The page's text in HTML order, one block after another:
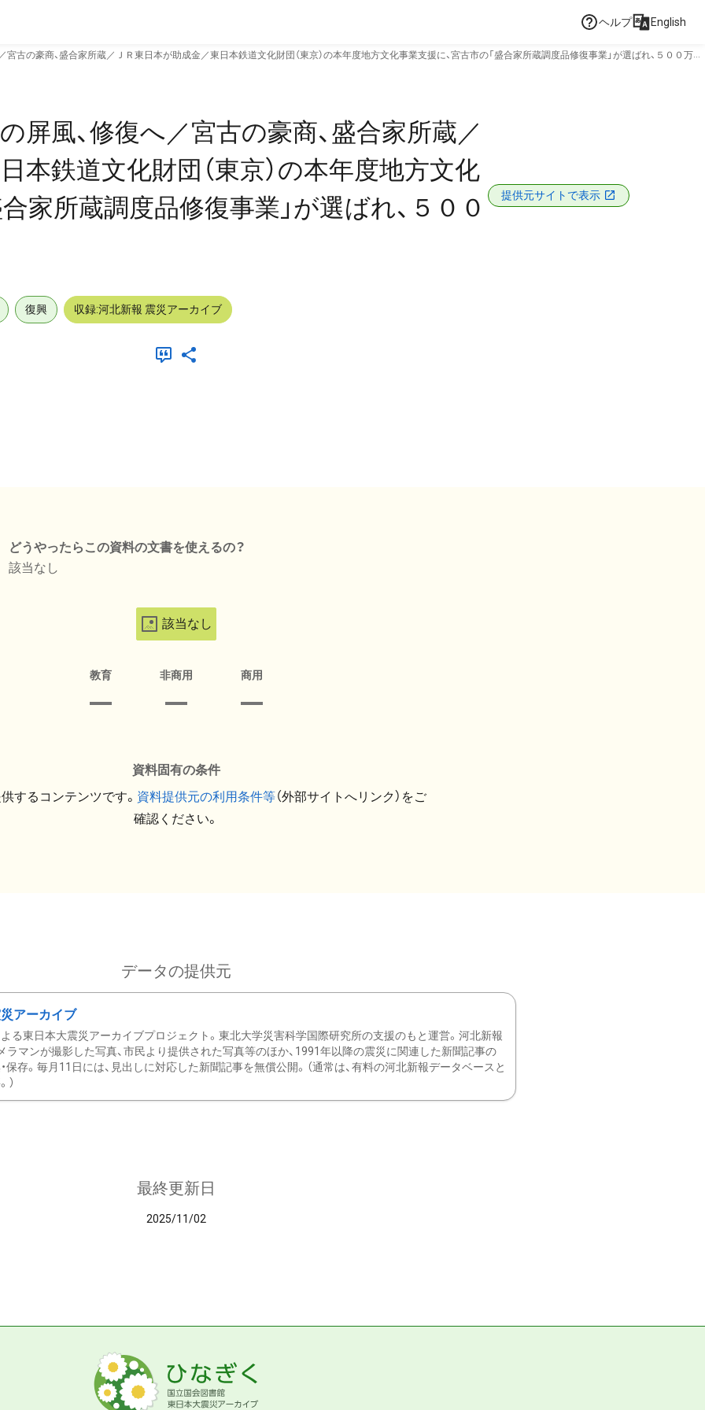
ヘルプ English
古の豪商、盛合家所蔵／ＪＲ東日本が助成金／東日本鉄道文化財団（東京）の本年度地方文化事業支援に、宮古市の「盛合家所蔵調度品修復事業」が選ばれ、５００万円
屏風、修復へ／宮古の豪商、盛合家所蔵／
本鉄道文化財団（東京）の本年度地方文化
家所蔵調度品修復事業」が選ばれ、５００
提供元サイトで表示
復興 収録:河北新報 震災アーカイブ
どうやったらこの資料の文書を使えるの？
該当なし
該当なし
教育 非商用 商用
資料固有の条件
するコンテンツです。 資料提供元の利用条件等（外部サイトへリンク）をご
確認ください。
データの提供元
アーカイブ
る東日本大震災アーカイブプロジェクト。東北大学災害科学国際研究所の支援のもと運営。河北新報
ラマンが撮影した写真、市民より提供された写真等のほか、1991年以降の震災に関連した新聞記事の
保存。毎月11日には、見出しに対応した新聞記事を無償公開。（通常は、有料の河北新報データベースと
）
最終更新日
2025/11/02